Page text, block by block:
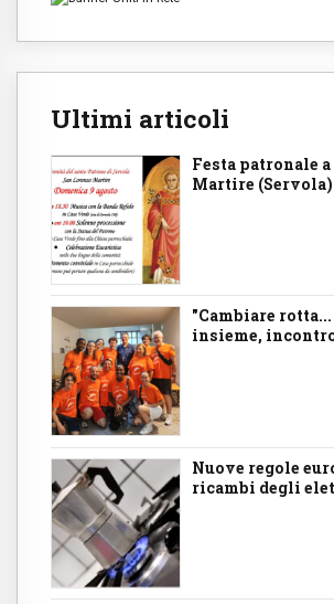
Ultimi articoli
Festa patronale
Martire (Servola)
"Cambiare
insieme,
Nuove regole
ricambi degli